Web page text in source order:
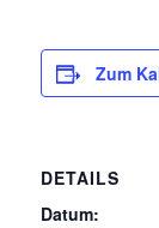
Zum
DETAILS
Datum: